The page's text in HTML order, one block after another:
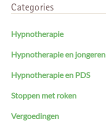
Categories
Hypnotherapie
Hypnotherapie en jongeren
Hypnotherapie en PDS
Stoppen met roken
Vergoedingen